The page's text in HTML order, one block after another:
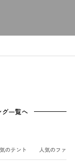
グ一覧へ
のテント 人気のファニ